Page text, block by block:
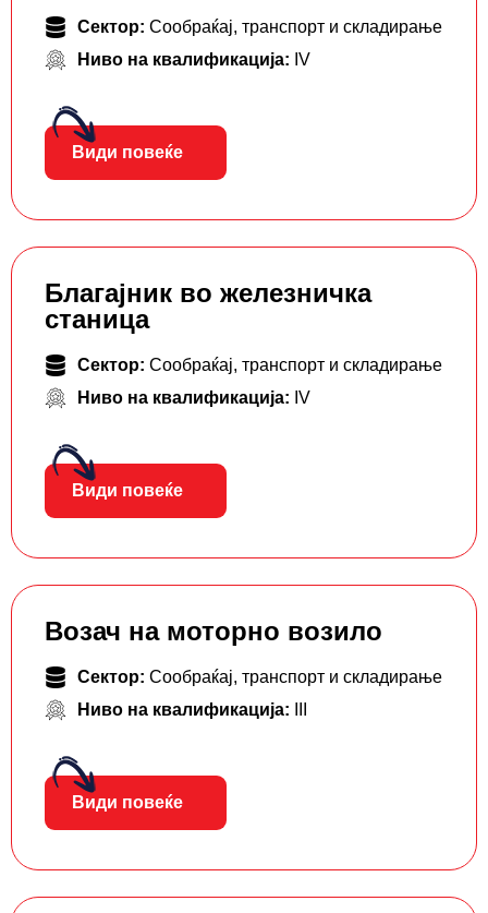
Сектор: Сообраќај, транспорт и складирање
Ниво на квалификација: IV
Види повеќе
Благајник во железничка
станица
Сектор: Сообраќај, транспорт и складирање
Ниво на квалификација: IV
Види повеќе
Возач на моторно возило
Сектор: Сообраќај, транспорт и складирање
Ниво на квалификација:
Види повеќе